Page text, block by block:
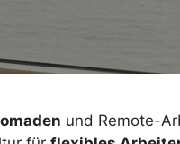
und Remote-